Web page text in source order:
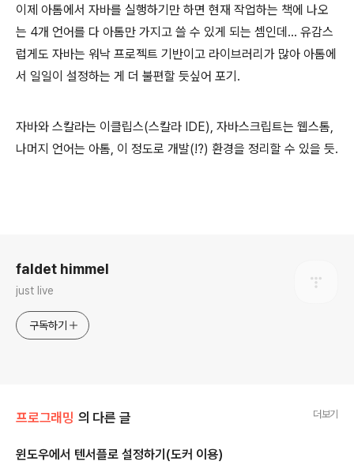
이제 아톰에서 자바를 실행하기만 하면 현재 작업하는 책에 나오
는 4개 언어를 다 아톰만 가지고 쓸 수 있게 되는 셈인데... 유감스
럽게도 자바는 워낙 프로젝트 기반이고 라이브러리가 많아 아톰에
서 일일이 설정하는 게 더 불편할 듯싶어 포기.
자바와 스칼라는 이클립스(스칼라 IDE), 자바스크립트는 웹스톰,
나머지 언어는 아톰, 이 정도로 개발(!?) 환경을 정리할 수 있을 듯.
faldet himmel
just live
구독하기
프로그래밍 의 다른 글 더보기
윈도우에서 텐서플로 설정하기(도커 이용)